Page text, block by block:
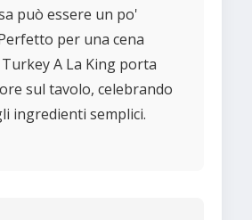
può essere un po'
per una cena
A La King porta
sul tavolo, celebrando
ingredienti semplici.